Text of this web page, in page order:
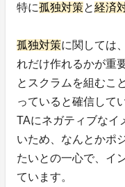
特に孤独対策と経済
孤独対策に関しては
れだけ作れるかが重
とスクラムを組むこ
っていると確信して
TAにネガティブなイ
いため、なんとかポ
たいとの一心で、イ
ています。